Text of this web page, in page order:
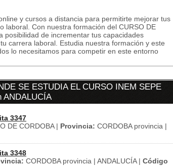
y cursos a distancia para permitirte mejorar tus
laboral. Con nuestra formación del CURSO DE
posibilidad de incrementar tus capacidades
carrera laboral. Estudia nuestra formación y este
lo necesitamos para competir en este entorno
SE ESTUDIA EL CURSO INEM SEPE
ANDALUCÍA
3347
DE CORDOBA | Provincia: CORDOBA provincia |
3348
CORDOBA provincia | ANDALUCÍA | Código